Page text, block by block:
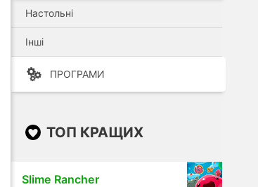
Настольні
Інші
ПРОГРАМИ
ТОП КРАЩИХ
Slime Rancher